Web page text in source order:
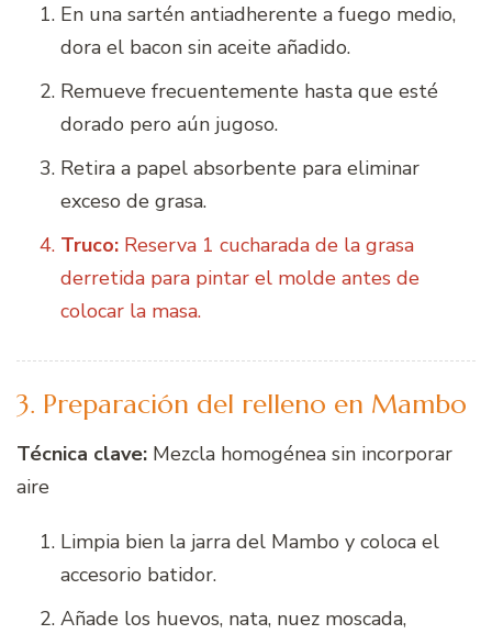
En una sartén antiadherente a fuego medio,
dora el bacon sin aceite añadido.
Remueve frecuentemente hasta que esté
dorado pero aún jugoso.
Retira a papel absorbente para eliminar
exceso de grasa.
Truco: Reserva 1 cucharada de la grasa
derretida para pintar el molde antes de
colocar la masa.
3. Preparación del relleno en Mambo
Técnica clave: Mezcla homogénea sin incorporar
aire
Limpia bien la jarra del Mambo y coloca el
accesorio batidor.
Añade los huevos, nata, nuez moscada,